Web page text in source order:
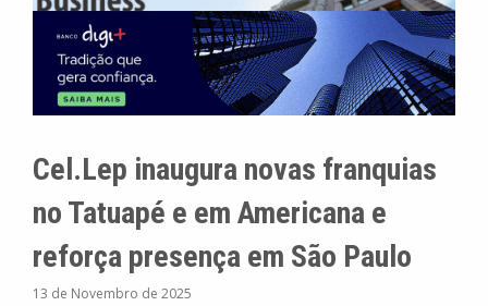
Cel.Lep inaugura novas franquias
no Tatuapé e em Americana e
reforça presença em São Paulo
13 de Novembro de 2025